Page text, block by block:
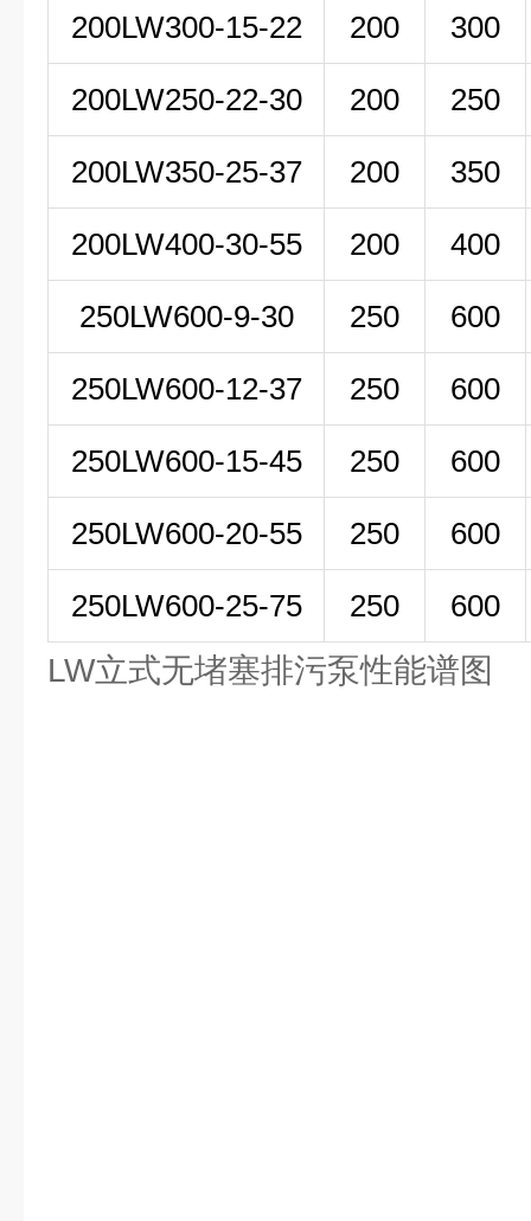
200LW300-15-22 200 300
200LW250-22-30 200 250
200LW350-25-37 200 350
200LW400-30-55 200 400
250LW600-9-30 250 600
250LW600-12-37 250 600
250LW600-15-45 250 600
250LW600-20-55 250 600
250LW600-25-75 250 600
LW立式无堵塞排污泵性能谱图